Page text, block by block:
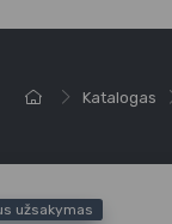
Katalogas
užsakymas